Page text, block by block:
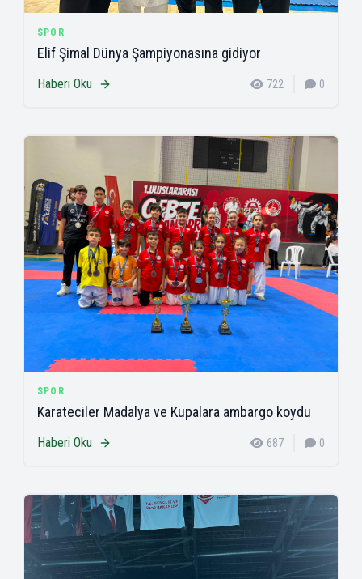
SPOR
Elif Şimal Dünya Şampiyonasına gidiyor
Haberi Oku 722 0
SPOR
Karateciler Madalya ve Kupalara ambargo koydu
Haberi Oku 687 0